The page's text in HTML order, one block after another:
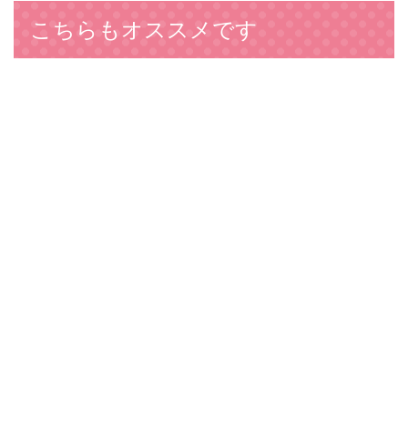
こちらもオススメです